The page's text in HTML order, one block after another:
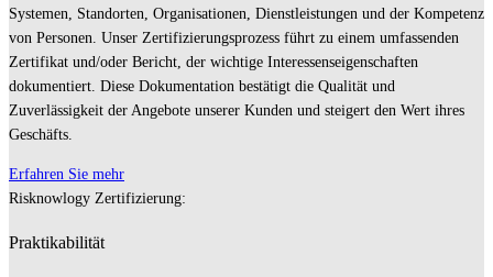
Systemen, Standorten, Organisationen, Dienstleistungen und der Kompetenz
von Personen. Unser Zertifizierungsprozess führt zu einem umfassenden
Zertifikat und/oder Bericht, der wichtige Interessenseigenschaften
dokumentiert. Diese Dokumentation bestätigt die Qualität und
Zuverlässigkeit der Angebote unserer Kunden und steigert den Wert ihres
Geschäfts.
Erfahren Sie mehr
Risknowlogy Zertifizierung:
Praktikabilität